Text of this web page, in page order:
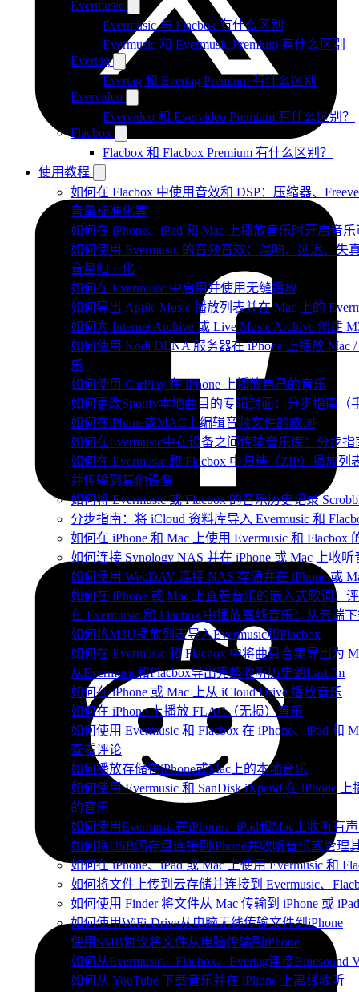
Evermusic
Evermusic 与 Flacbox 有什么区别
Evermusic 和 Evermusic Premium 有什么区别
Evertag
Evertag 和 Evertag Premium 有什么区别
Evervideo
Evervideo 和 Evervideo Premium 有什么区别？
Flacbox
Flacbox 和 Flacbox Premium 有什么区别？
使用教程
如何在 Flacbox 中使用音效和 DSP：压缩器、
音量标准化等
如何在 iPhone、iPad 和 Mac 上播放音乐时开启音
如何使用 Evermusic 的音频音效：混响、延迟、失
音量归一化
如何在 Evermusic 中启用并使用无缝播放
如何导出 Apple Music 播放列表并在 Mac 上的
如何为 Internet Archive 或 Live Music Archive 创建
如何使用 Kodi DLNA 服务器在 iPhone 上播放 Mac
乐
如何使用 CarPlay 在 iPhone 上播放自己的音乐
如何更改Spotify本地曲目的专辑封面：分步指南（
如何在iPhone或MAC上编辑音频文件的歌词
如何在Evermusic中在设备之间传输音乐库：分步指
如何在 Evermusic 和 Flacbox 中归档（ZIP）播放
并传输到其他设备
如何将 Evermusic 或 Flacbox 的音乐历史记录
分步指南：将 iCloud 资料库导入 Evermusic 和
如何在 iPhone 和 Mac 上使用 Evermusic 和 Flacbox
如何连接 Synology NAS 并在 iPhone 或 Mac 上收听
如何使用 WebDAV 连接 NAS 存储并在 iPhone 或
如何在 iPhone 或 Mac 上查看音乐的嵌入式歌词、
在 Evermusic 和 Flacbox 中播放离线音乐：从云端
如何将M3U播放列表导入Evermusic和Flacbox
如何在 Evermusic 和 Flacbox 中将曲目合集导出为
从Evermusic和Flacbox导出完整收听历史到Last.fm
如何在 iPhone 或 Mac 上从 iCloud Drive 播放音乐
如何在 iPhone 上播放 FLAC（无损）音乐
如何使用 Evermusic 和 Flacbox 在 iPhone、iPad 和
查看评论
如何播放存储在iPhone或Mac上的本地音乐
如何使用 Evermusic 和 SanDisk iXpand 在 iPhone
的音乐
如何使用Evermusic在iPhone、iPad和Mac上收听有
如何将USB闪存盘连接到iPhone并收听音乐或管理
如何在 iPhone、iPad 或 Mac 上使用 Evermusic 和
如何将文件上传到云存储并连接到 Evermusic、
如何使用 Finder 将文件从 Mac 传输到 iPhone 或 iPad
如何使用WiFi-Drive从电脑无线传输文件到iPhone
使用SMB协议将文件从电脑传输到iPhone
如何从Evermusic、Flacbox、Evertag连接
如何从 YouTube 下载音乐并在 iPhone 上离线收听